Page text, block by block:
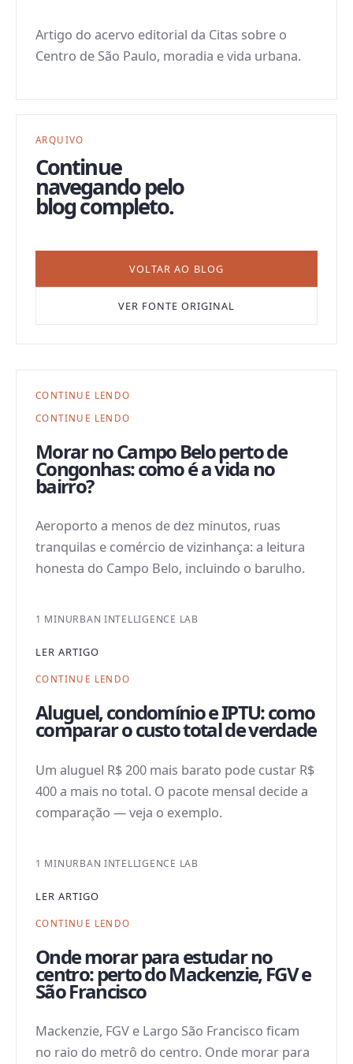
Artigo do acervo editorial da Citas sobre o
Centro de São Paulo, moradia e vida urbana.
ARQUIVO
Continue
navegando pelo
blog completo.
VOLTAR AO BLOG
VER FONTE ORIGINAL
CONTINUE LENDO
CONTINUE LENDO
Morar no Campo Belo perto de
Congonhas: como é a vida no
bairro?
Aeroporto a menos de dez minutos, ruas
tranquilas e comércio de vizinhança: a leitura
honesta do Campo Belo, incluindo o barulho.
1 MINURBAN INTELLIGENCE LAB
LER ARTIGO
CONTINUE LENDO
Aluguel, condomínio e IPTU: como
comparar o custo total de verdade
Um aluguel R$ 200 mais barato pode custar R$
400 a mais no total. O pacote mensal decide a
comparação — veja o exemplo.
1 MINURBAN INTELLIGENCE LAB
LER ARTIGO
CONTINUE LENDO
Onde morar para estudar no
centro: perto do Mackenzie, FGV e
São Francisco
Mackenzie, FGV e Largo São Francisco ficam
no raio do metrô do centro. Onde morar para